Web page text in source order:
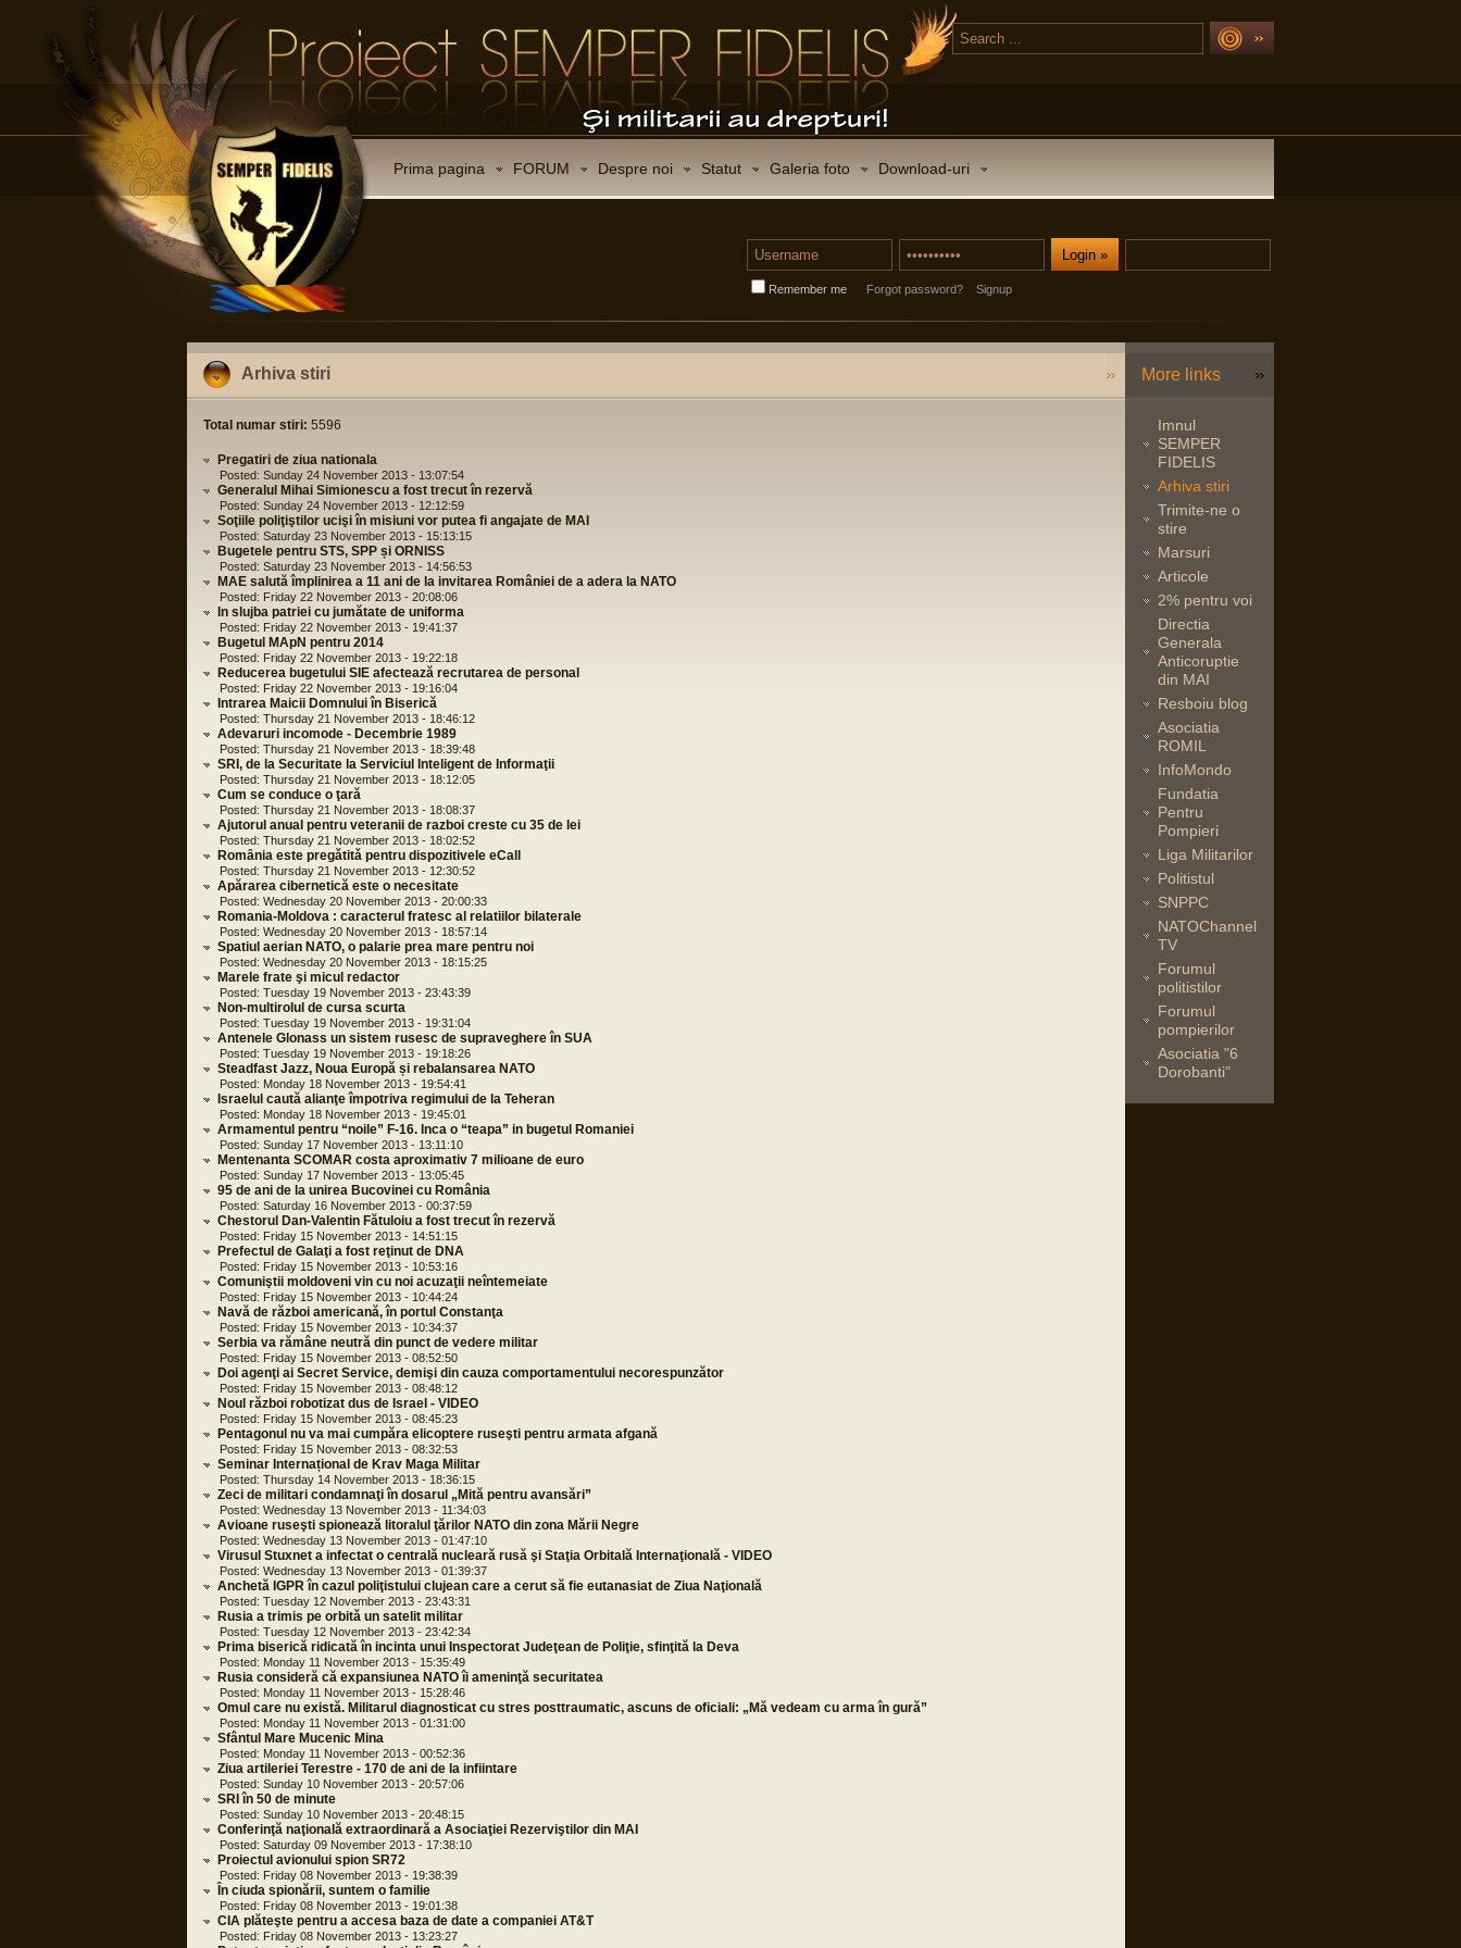
Prima pagina FORUM Despre noi Statut Galeria foto Download-uri
Remember me Forgot password? Signup
Arhiva stiri
Total numar stiri: 5596
Pregatiri de ziua nationala
Posted: Sunday 24 November 2013 - 13:07:54
Generalul Mihai Simionescu a fost trecut în rezervă
Posted: Sunday 24 November 2013 - 12:12:59
Soţiile poliţiştilor ucişi în misiuni vor putea fi angajate de MAI
Posted: Saturday 23 November 2013 - 15:13:15
Bugetele pentru STS, SPP și ORNISS
Posted: Saturday 23 November 2013 - 14:56:53
MAE salută împlinirea a 11 ani de la invitarea României de a adera la NATO
Posted: Friday 22 November 2013 - 20:08:06
In slujba patriei cu jumătate de uniforma
Posted: Friday 22 November 2013 - 19:41:37
Bugetul MApN pentru 2014
Posted: Friday 22 November 2013 - 19:22:18
Reducerea bugetului SIE afectează recrutarea de personal
Posted: Friday 22 November 2013 - 19:16:04
Intrarea Maicii Domnului în Biserică
Posted: Thursday 21 November 2013 - 18:46:12
Adevaruri incomode - Decembrie 1989
Posted: Thursday 21 November 2013 - 18:39:48
SRI, de la Securitate la Serviciul Inteligent de Informaţii
Posted: Thursday 21 November 2013 - 18:12:05
Cum se conduce o ţară
Posted: Thursday 21 November 2013 - 18:08:37
Ajutorul anual pentru veteranii de razboi creste cu 35 de lei
Posted: Thursday 21 November 2013 - 18:02:52
Romȃnia este pregǎtitǎ pentru dispozitivele eCall
Posted: Thursday 21 November 2013 - 12:30:52
Apărarea cibernetică este o necesitate
Posted: Wednesday 20 November 2013 - 20:00:33
Romania-Moldova : caracterul fratesc al relatiilor bilaterale
Posted: Wednesday 20 November 2013 - 18:57:14
Spatiul aerian NATO, o palarie prea mare pentru noi
Posted: Wednesday 20 November 2013 - 18:15:25
Marele frate şi micul redactor
Posted: Tuesday 19 November 2013 - 23:43:39
Non-multirolul de cursa scurta
Posted: Tuesday 19 November 2013 - 19:31:04
Antenele Glonass un sistem rusesc de supraveghere în SUA
Posted: Tuesday 19 November 2013 - 19:18:26
Steadfast Jazz, Noua Europă și rebalansarea NATO
Posted: Monday 18 November 2013 - 19:54:41
Israelul caută alianţe împotriva regimului de la Teheran
Posted: Monday 18 November 2013 - 19:45:01
Armamentul pentru “noile” F-16. Inca o “teapa” in bugetul Romaniei
Posted: Sunday 17 November 2013 - 13:11:10
Mentenanta SCOMAR costa aproximativ 7 milioane de euro
Posted: Sunday 17 November 2013 - 13:05:45
95 de ani de la unirea Bucovinei cu România
Posted: Saturday 16 November 2013 - 00:37:59
Chestorul Dan-Valentin Fătuloiu a fost trecut în rezervă
Posted: Friday 15 November 2013 - 14:51:15
Prefectul de Galaţi a fost reţinut de DNA
Posted: Friday 15 November 2013 - 10:53:16
Comuniştii moldoveni vin cu noi acuzaţii neîntemeiate
Posted: Friday 15 November 2013 - 10:44:24
Navă de război americană, în portul Constanţa
Posted: Friday 15 November 2013 - 10:34:37
Serbia va rămâne neutră din punct de vedere militar
Posted: Friday 15 November 2013 - 08:52:50
Doi agenţi ai Secret Service, demişi din cauza comportamentului necorespunzător
Posted: Friday 15 November 2013 - 08:48:12
Noul război robotizat dus de Israel - VIDEO
Posted: Friday 15 November 2013 - 08:45:23
Pentagonul nu va mai cumpăra elicoptere ruseşti pentru armata afgană
Posted: Friday 15 November 2013 - 08:32:53
Seminar Internațional de Krav Maga Militar
Posted: Thursday 14 November 2013 - 18:36:15
Zeci de militari condamnaţi în dosarul „Mită pentru avansări”
Posted: Wednesday 13 November 2013 - 11:34:03
Avioane ruseşti spionează litoralul ţărilor NATO din zona Mării Negre
Posted: Wednesday 13 November 2013 - 01:47:10
Virusul Stuxnet a infectat o centrală nucleară rusă şi Staţia Orbitală Internaţională - VIDEO
Posted: Wednesday 13 November 2013 - 01:39:37
Anchetă IGPR în cazul poliţistului clujean care a cerut să fie eutanasiat de Ziua Naţională
Posted: Tuesday 12 November 2013 - 23:43:31
Rusia a trimis pe orbitǎ un satelit militar
Posted: Tuesday 12 November 2013 - 23:42:34
Prima biserică ridicată în incinta unui Inspectorat Judeţean de Poliţie, sfinţită la Deva
Posted: Monday 11 November 2013 - 15:35:49
Rusia consideră că expansiunea NATO îi ameninţă securitatea
Posted: Monday 11 November 2013 - 15:28:46
Omul care nu există. Militarul diagnosticat cu stres posttraumatic, ascuns de oficiali: „Mă vedeam cu arma în gură”
Posted: Monday 11 November 2013 - 01:31:00
Sfântul Mare Mucenic Mina
Posted: Monday 11 November 2013 - 00:52:36
Ziua artileriei Terestre - 170 de ani de la infiintare
Posted: Sunday 10 November 2013 - 20:57:06
SRI în 50 de minute
Posted: Sunday 10 November 2013 - 20:48:15
Conferinţă naţională extraordinară a Asociaţiei Rezerviştilor din MAI
Posted: Saturday 09 November 2013 - 17:38:10
Proiectul avionului spion SR72
Posted: Friday 08 November 2013 - 19:38:39
În ciuda spionării, suntem o familie
Posted: Friday 08 November 2013 - 19:01:38
CIA plăteşte pentru a accesa baza de date a companiei AT&T
Posted: Friday 08 November 2013 - 13:23:27
More links
Imnul
SEMPER
FIDELIS
Arhiva stiri
Trimite-ne o
stire
Marsuri
Articole
2% pentru voi
Directia
Generala
Anticoruptie
din MAI
Resboiu blog
Asociatia
ROMIL
InfoMondo
Fundatia
Pentru
Pompieri
Liga Militarilor
Politistul
SNPPC
NATOChannel
TV
Forumul
politistilor
Forumul
pompierilor
Asociatia "6
Dorobanti"